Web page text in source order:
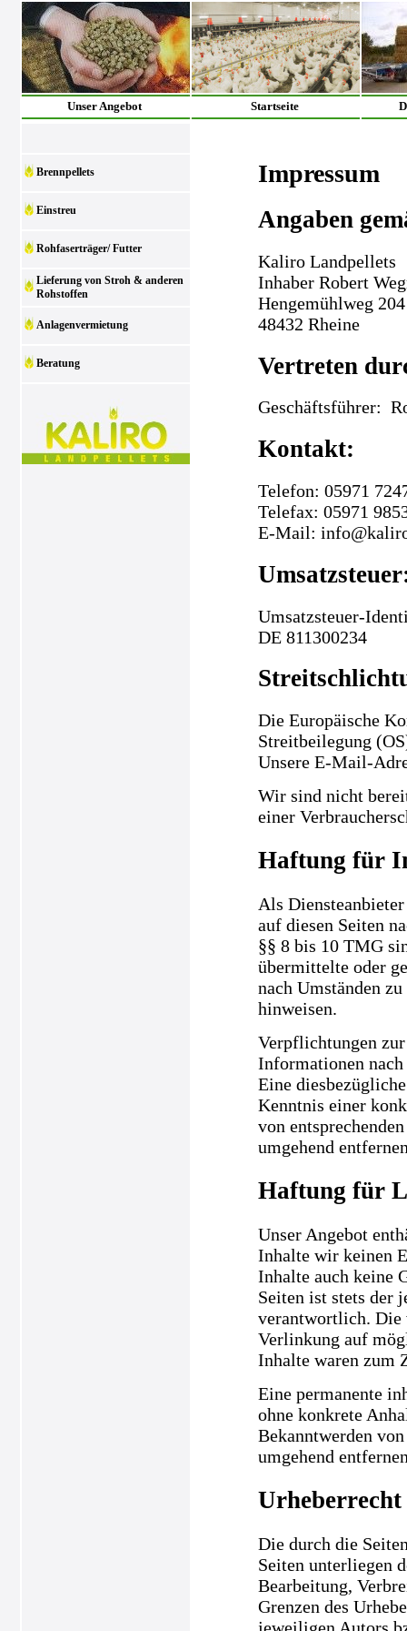
Unser Angebot Startseite
Brennpellets
Einstreu
Rohfaserträger/ Futter
Lieferung von Stroh & anderen
Rohstoffen
Anlagenvermietung
Beratung
Impressum
Angaben
Kaliro Landpellets
Inhaber Robert
Hengemühlweg 204
48432 Rheine
Vertreten
Geschäftsführer:
Kontakt:
Telefon: 05971
Telefax: 05971
E-Mail:
Umsatzsteuer-
DE 811300234
Die Europäische
Streitbeilegung
Unsere E-Mail-
Wir sind nicht
einer
Haftung für
Als
auf diesen Seiten
§§ 8 bis 10 TMG
übermittelte oder
nach Umständen
hinweisen.
Verpflichtungen
Informationen
Eine
Kenntnis einer
von
umgehend
Haftung für
Unser Angebot
Inhalte wir keinen
Inhalte auch keine
Seiten ist stets der
verantwortlich. Die
Verlinkung auf
Inhalte waren zum
Eine permanente
ohne konkrete
Bekanntwerden
umgehend
Urheberrecht
Die durch die
Seiten unterliegen
Bearbeitung,
Grenzen des